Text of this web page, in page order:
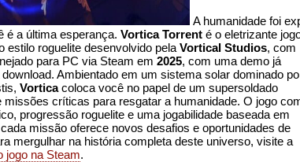
A humanidade foi
é a última esperança. Vortica Torrent é o eletrizante
estilo roguelite desenvolvido pela Vortical Studios, com
para PC via Steam em 2025, com uma demo já
Ambientado em um sistema solar dominado
Vorticacoloca você no papel de um supersoldado
missões críticas para resgatar a humanidade. O jogo
progressão roguelite e uma jogabilidade baseada em
missão oferece novos desafios e oportunidades de
mergulhar na história completa deste universo, visite a
jogo na Steam.